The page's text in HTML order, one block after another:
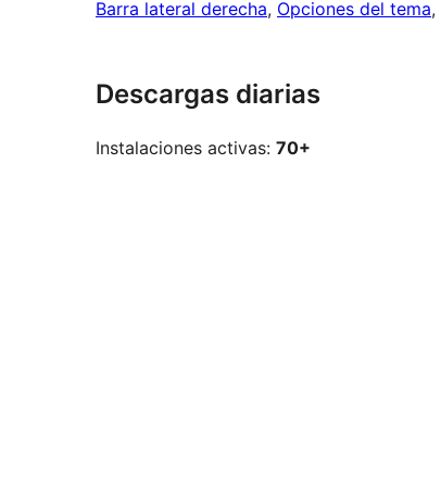
Barra lateral derecha, Opciones del tema,
Descargas diarias
Instalaciones activas: 70+